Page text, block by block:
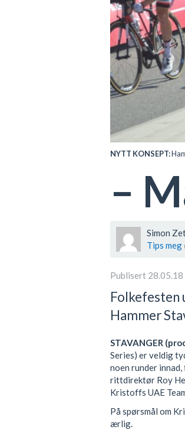
NYTT KONSEPT:
–
Simon
Tips meg
Publisert
Folkefesten
Hammer
STAVANGER
Series) er veldig
noen runder innad,
rittdirektør Roy
Kristoffs UAE
På spørsmål om
ærlig.